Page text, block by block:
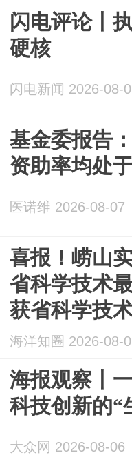
闪电评论丨
硬核
闪电新闻 2026-08-
基金委报告
资助率均处
医诺维 2026-08-07
喜报！崂山
省科学技术
获省科学技
海洋知圈 2026-08-
海报观察丨
科技创新的“
大众网 2026-08-06